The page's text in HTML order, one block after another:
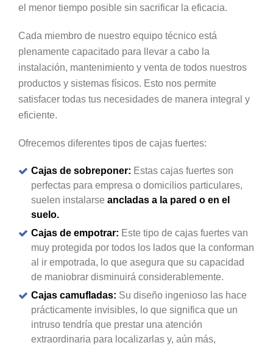
el menor tiempo posible sin sacrificar la eficacia.
Cada miembro de nuestro equipo técnico está
plenamente capacitado para llevar a cabo la
instalación, mantenimiento y venta de todos nuestros
productos y sistemas físicos. Esto nos permite
satisfacer todas tus necesidades de manera integral y
eficiente.
Ofrecemos diferentes tipos de cajas fuertes:
Cajas de sobreponer: Estas cajas fuertes son
perfectas para empresa o domicilios particulares,
suelen instalarse ancladas a la pared o en el
suelo.
Cajas de empotrar: Este tipo de cajas fuertes van
muy protegida por todos los lados que la conforman
al ir empotrada, lo que asegura que su capacidad
de maniobrar disminuirá considerablemente.
Cajas camufladas: Su diseño ingenioso las hace
prácticamente invisibles, lo que significa que un
intruso tendría que prestar una atención
extraordinaria para localizarlas y, aún más,